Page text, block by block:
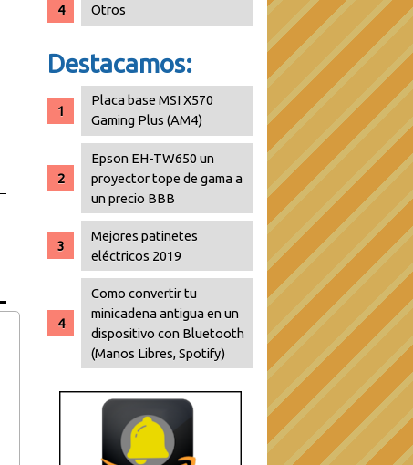
Otros
Destacamos:
Placa base MSI X570
Gaming Plus (AM4)
Epson EH-TW650 un
proyector tope de gama a
un precio BBB
Mejores patinetes
eléctricos 2019
Como convertir tu
minicadena antigua en un
dispositivo con Bluetooth
(Manos Libres, Spotify)